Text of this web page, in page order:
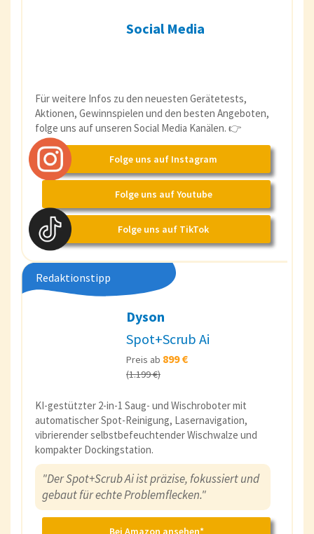
Social Media
Für weitere Infos zu den neuesten Gerätetests,
Aktionen, Gewinnspielen und den besten Angeboten,
folge uns auf unseren Social Media Kanälen. 👉
Folge uns auf Instagram
Folge uns auf Youtube
Folge uns auf TikTok
Redaktionstipp
Dyson
Spot+Scrub Ai
Preis ab 899 €
(1.199 €)
KI-gestützter 2-in-1 Saug- und Wischroboter mit
automatischer Spot-Reinigung, Lasernavigation,
vibrierender selbstbefeuchtender Wischwalze und
kompakter Dockingstation.
"Der Spot+Scrub Ai ist präzise, fokussiert und
gebaut für echte Problemflecken."
Bei Amazon ansehen*